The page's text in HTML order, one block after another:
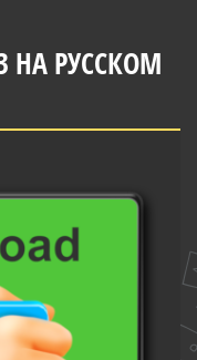
НА РУССКОМ